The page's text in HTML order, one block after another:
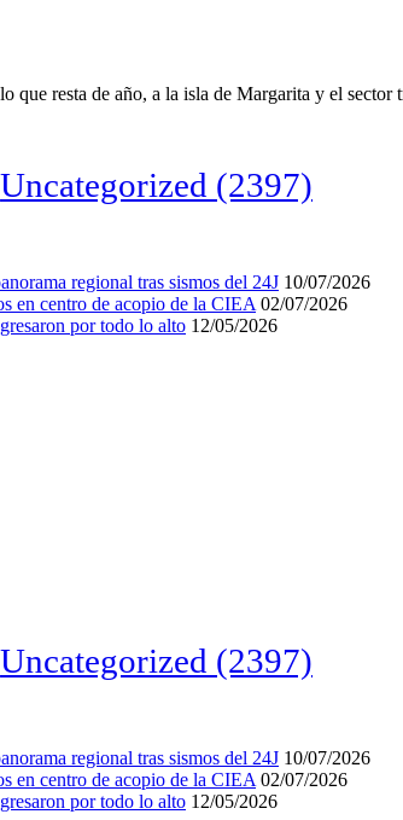
que resta de año, a la isla de Margarita y el sector
Uncategorized (2397)
regional tras sismos del 24J 10/07/2026
en centro de acopio de la CIEA 02/07/2026
por todo lo alto 12/05/2026
Uncategorized (2397)
regional tras sismos del 24J 10/07/2026
en centro de acopio de la CIEA 02/07/2026
por todo lo alto 12/05/2026